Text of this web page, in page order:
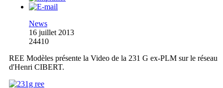
News
16 juillet 2013
24410
REE Modèles présente la Video de la 231 G ex-PLM sur le réseau
d'Henri CIBERT.